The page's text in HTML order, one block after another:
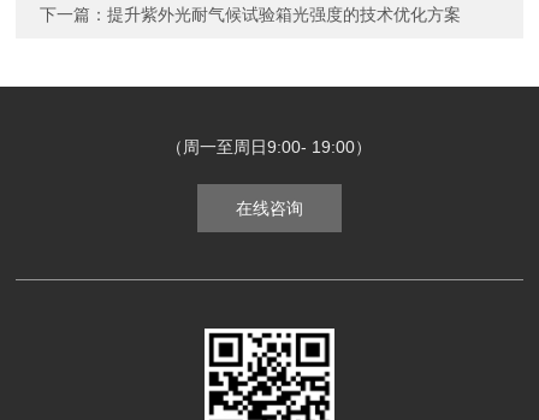
下一篇：提升紫外光耐气候试验箱光强度的技术优化方案
（周一至周日9:00- 19:00）
在线咨询